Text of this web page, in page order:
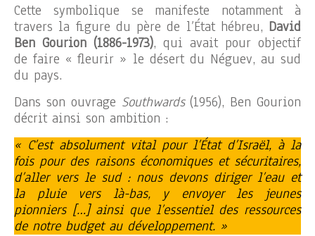
Cette symbolique se manifeste notamment à
travers la figure du père de l’État hébreu, David
Ben Gourion (1886-1973), qui avait pour objectif
de faire « fleurir » le désert du Néguev, au sud
du pays.
Dans son ouvrage Southwards(1956), Ben Gourion
décrit ainsi son ambition :
« C’est absolument vital pour l’État d’Israël, à la
fois pour des raisons économiques et sécuritaires,
d’aller vers le sud : nous devons diriger l’eau et
la pluie vers là-bas, y envoyer les jeunes
pionniers […] ainsi que l’essentiel des ressources
de notre budget au développement. »